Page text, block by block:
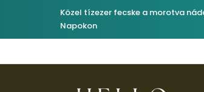
Közel tízezer fecske a morotva nádasában –